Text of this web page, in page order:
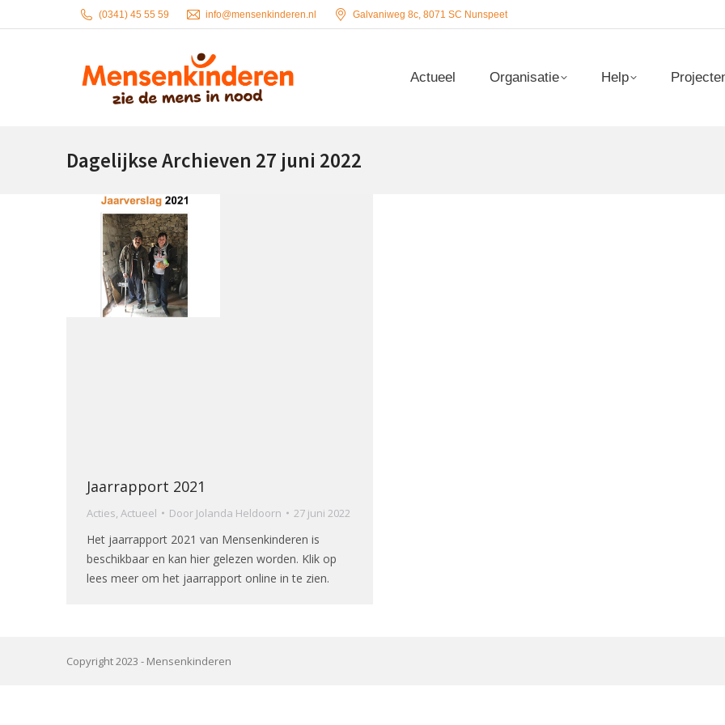
(0341) 45 55 59 info@mensenkinderen.nl Galvaniweg 8c, 8071 SC Nunspeet
Actueel Organisatie Help
Dagelijkse Archieven 27 juni 2022
Jaarrapport 2021
Acties, Actueel Door Jolanda Heldoorn 27 juni 2022
Het jaarrapport 2021 van Mensenkinderen is
beschikbaar en kan hier gelezen worden. Klik op
lees meer om het jaarrapport online in te zien.
Copyright 2023 - Mensenkinderen
Actueel Organisatie Help